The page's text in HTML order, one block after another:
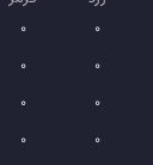
0
0
0
0
0
0
0
0